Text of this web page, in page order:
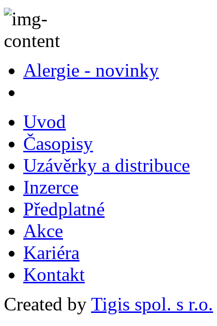
Alergie - novinky
Uvod
Časopisy
Uzávěrky a distribuce
Inzerce
Předplatné
Akce
Kariéra
Kontakt
Created by Tigis spol. s r.o.